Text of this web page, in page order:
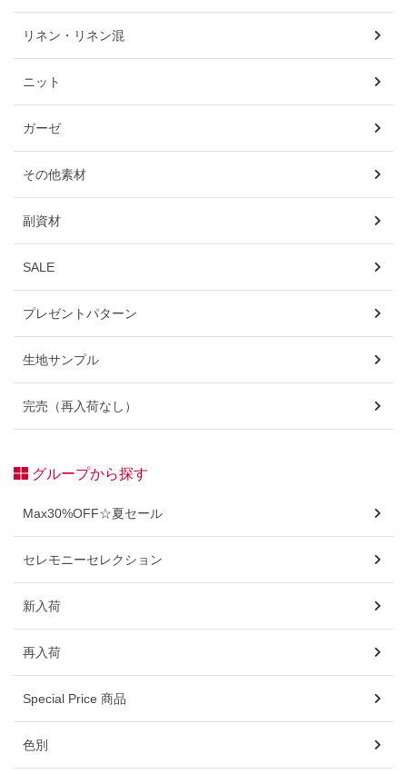
リネン・リネン混
ニット
ガーゼ
その他素材
副資材
SALE
プレゼントパターン
生地サンプル
完売（再入荷なし）
グループから探す
Max30%OFF☆夏セール
セレモニーセレクション
新入荷
再入荷
Special Price 商品
色別